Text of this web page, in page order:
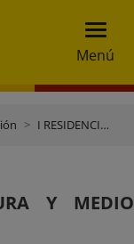
Menú
I RESIDENCIA DE LITERATURA Y MEDIO AMBIENTE CENEAM
Y MEDIO